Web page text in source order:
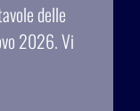
delle
2026. Vi